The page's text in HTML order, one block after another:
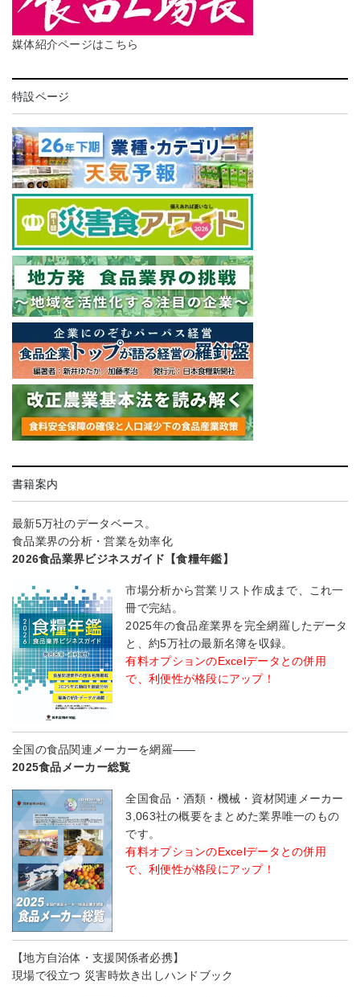
媒体紹介ページはこちら
特設ページ
書籍案内
最新5万社のデータベース。
食品業界の分析・営業を効率化
2026食品業界ビジネスガイド【食糧年鑑】
市場分析から営業リスト作成まで、これ一
冊で完結。
2025年の食品産業界を完全網羅したデータ
と、約5万社の最新名簿を収録。
有料オプションのExcelデータとの併用
で、利便性が格段にアップ！
全国の食品関連メーカーを網羅――
2025食品メーカー総覧
全国食品・酒類・機械・資材関連メーカー
3,063社の概要をまとめた業界唯一のもの
です。
有料オプションのExcelデータとの併用
で、利便性が格段にアップ！
【地方自治体・支援関係者必携】
現場で役立つ 災害時炊き出しハンドブック